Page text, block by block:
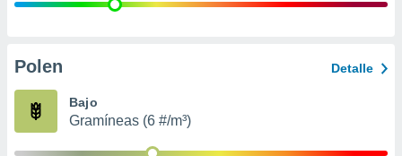
e
publicidad
Polen Detalle
Bajo
Gramíneas (6 #/m³)